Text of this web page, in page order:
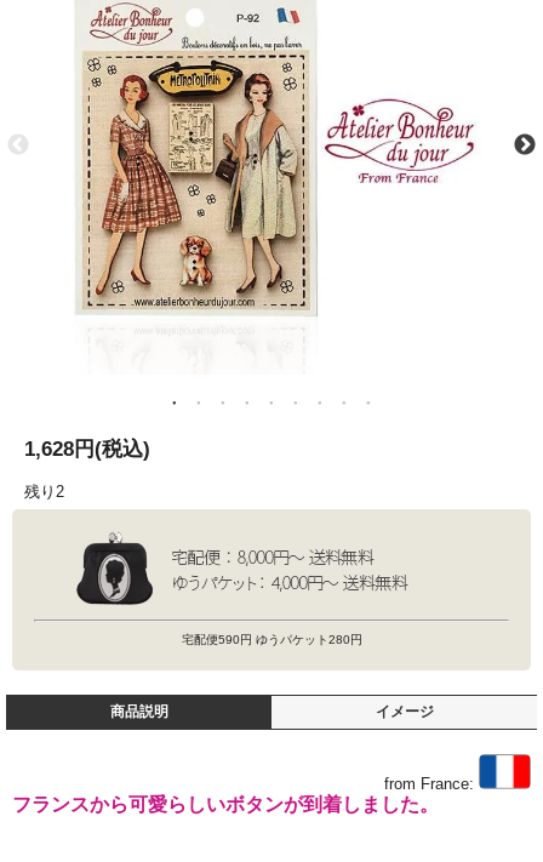
1,628円(税込)
残り2
宅配便590円 ゆうパケット280円
商品説明 イメージ
from France:
フランスから可愛らしいボタンが到着しました。